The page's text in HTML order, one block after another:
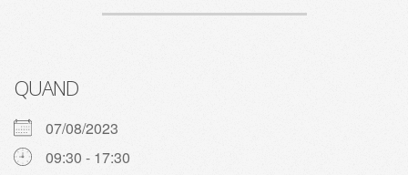
QUAND
07/08/2023
09:30 - 17:30